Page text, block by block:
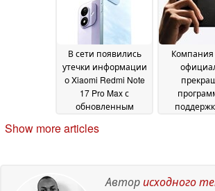
2026
2026
В сети появились
утечки информации
о Xiaomi Redmi Note
17 Pro Max с
обновленным
аккумулятором
Компания
Show more articles
Авторисходного